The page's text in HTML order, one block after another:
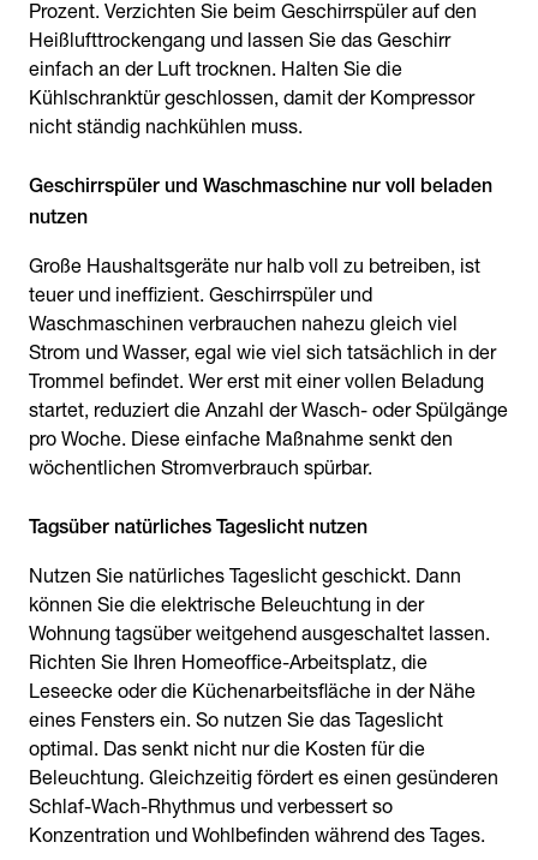
Prozent. Verzichten Sie beim Geschirrspüler auf den
Heißlufttrockengang und lassen Sie das Geschirr
einfach an der Luft trocknen. Halten Sie die
Kühlschranktür geschlossen, damit der Kompressor
nicht ständig nachkühlen muss.
Geschirrspüler und Waschmaschine nur voll beladen
nutzen
Große Haushaltsgeräte nur halb voll zu betreiben, ist
teuer und ineffizient. Geschirrspüler und
Waschmaschinen verbrauchen nahezu gleich viel
Strom und Wasser, egal wie viel sich tatsächlich in der
Trommel befindet. Wer erst mit einer vollen Beladung
startet, reduziert die Anzahl der Wasch- oder Spülgänge
pro Woche. Diese einfache Maßnahme senkt den
wöchentlichen Stromverbrauch spürbar.
Tagsüber natürliches Tageslicht nutzen
Nutzen Sie natürliches Tageslicht geschickt. Dann
können Sie die elektrische Beleuchtung in der
Wohnung tagsüber weitgehend ausgeschaltet lassen.
Richten Sie Ihren Homeoffice-Arbeitsplatz, die
Leseecke oder die Küchenarbeitsfläche in der Nähe
eines Fensters ein. So nutzen Sie das Tageslicht
optimal. Das senkt nicht nur die Kosten für die
Beleuchtung. Gleichzeitig fördert es einen gesünderen
Schlaf-Wach-Rhythmus und verbessert so
Konzentration und Wohlbefinden während des Tages.